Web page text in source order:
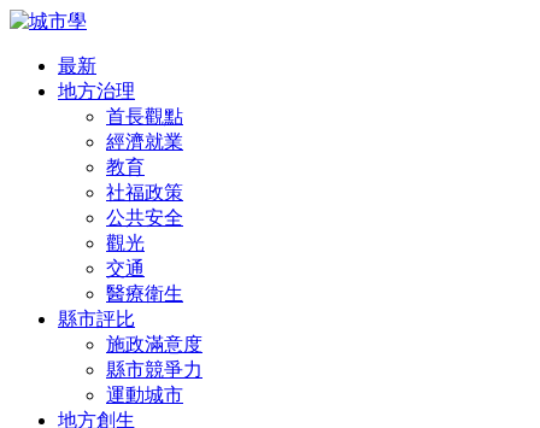
最新
地方治理
首長觀點
經濟就業
教育
社福政策
公共安全
觀光
交通
醫療衛生
縣市評比
施政滿意度
縣市競爭力
運動城市
地方創生